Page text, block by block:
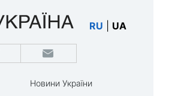
RU UA
Новини України